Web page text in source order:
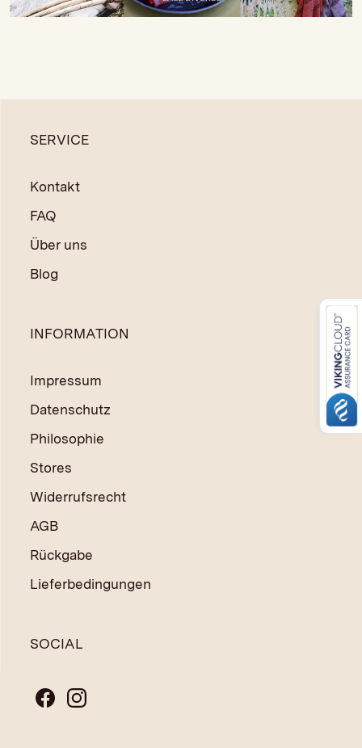
SERVICE
Kontakt
FAQ
Über uns
Blog
INFORMATION
Impressum
Datenschutz
Philosophie
Stores
Widerrufsrecht
AGB
Rückgabe
Lieferbedingungen
SOCIAL